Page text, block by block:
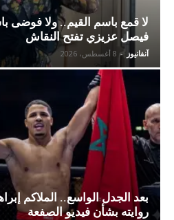
لا قمع باسم القيم.. ولا فوضى
فيصل عزيزي تفتح النقاش
آنفانيوز - 8 أغسطس، 2026
بعد الجدل الواسع.. الملاكم
روايته بشأن فيديو الصفعة